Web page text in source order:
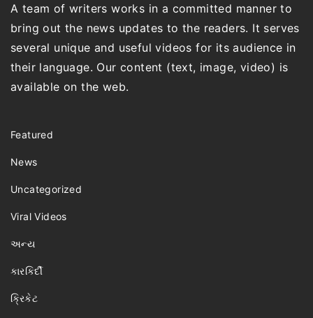
A team of writers works in a committed manner to
bring out the news updates to the readers. It serves
several unique and useful videos for its audience in
their language. Our content (text, image, video) is
available on the web.
Featured
News
Uncategorized
Viral Videos
અન્ય
કારકિર્દી
ક્રિકેટ